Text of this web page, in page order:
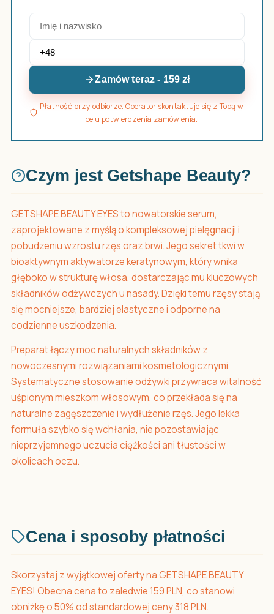
Zamów teraz - 159 zł
Płatność przy odbiorze. Operator skontaktuje się z Tobą w
celu potwierdzenia zamówienia.
Czym jest Getshape Beauty?
GETSHAPE BEAUTY EYES to nowatorskie serum,
zaprojektowane z myślą o kompleksowej pielęgnacji i
pobudzeniu wzrostu rzęs oraz brwi. Jego sekret tkwi w
bioaktywnym aktywatorze keratynowym, który wnika
głęboko w strukturę włosa, dostarczając mu kluczowych
składników odżywczych u nasady. Dzięki temu rzęsy stają
się mocniejsze, bardziej elastyczne i odporne na
codzienne uszkodzenia.
Preparat łączy moc naturalnych składników z
nowoczesnymi rozwiązaniami kosmetologicznymi.
Systematyczne stosowanie odżywki przywraca witalność
uśpionym mieszkom włosowym, co przekłada się na
naturalne zagęszczenie i wydłużenie rzęs. Jego lekka
formuła szybko się wchłania, nie pozostawiając
nieprzyjemnego uczucia ciężkości ani tłustości w
okolicach oczu.
Cena i sposoby płatności
Skorzystaj z wyjątkowej oferty na GETSHAPE BEAUTY
EYES! Obecna cena to zaledwie 159 PLN, co stanowi
obniżkę o 50% od standardowej ceny 318 PLN.